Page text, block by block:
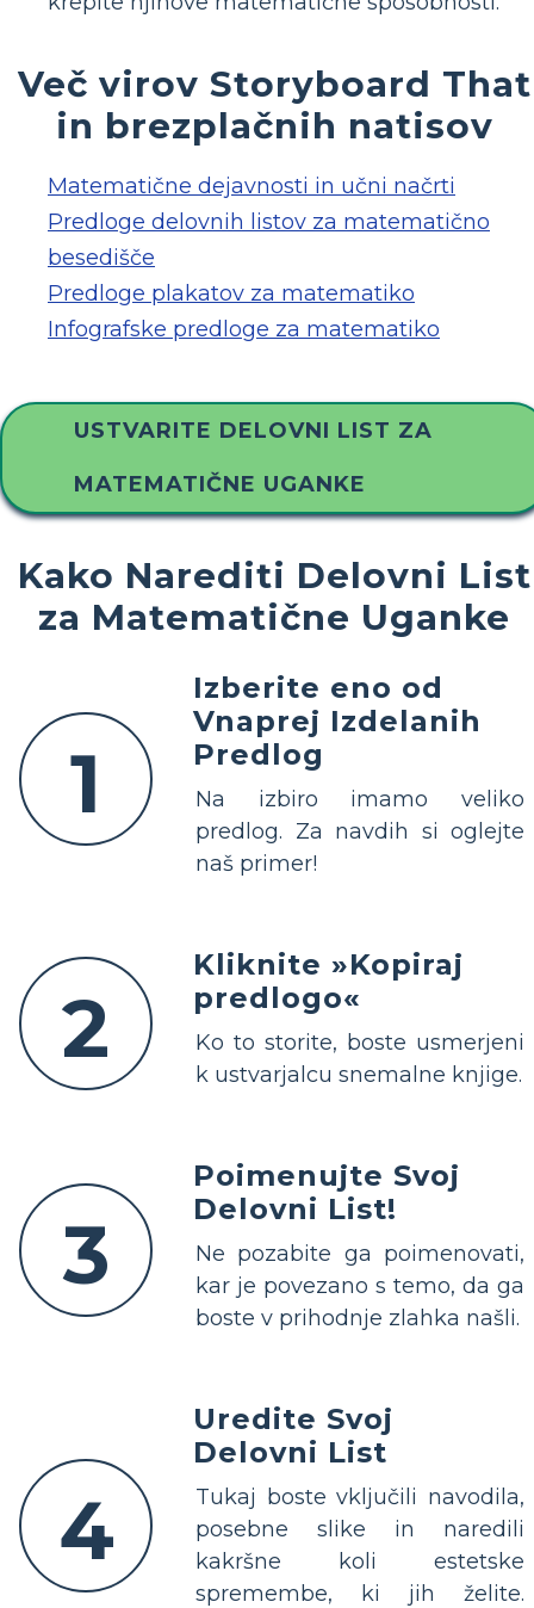
Več virov Storyboard That
in brezplačnih natisov
Matematične dejavnosti in učni načrti
Predloge delovnih listov za matematično
besedišče
Predloge plakatov za matematiko
Infografske predloge za matematiko
USTVARITE DELOVNI LIST ZA
MATEMATIČNE UGANKE
Kako Narediti Delovni List
za Matematične Uganke
1
Izberite eno od
Vnaprej Izdelanih
Predlog
Na izbiro imamo veliko
predlog. Za navdih si oglejte
naš primer!
2
Kliknite »Kopiraj
predlogo«
Ko to storite, boste usmerjeni
k ustvarjalcu snemalne knjige.
3
Poimenujte Svoj
Delovni List!
Ne pozabite ga poimenovati,
kar je povezano s temo, da ga
boste v prihodnje zlahka našli.
4
Uredite Svoj
Delovni List
Tukaj boste vključili navodila,
posebne slike in naredili
kakršne koli estetske
spremembe, ki jih želite.